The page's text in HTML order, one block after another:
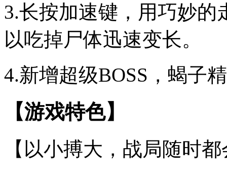
3.长按加速键，用巧妙
以吃掉尸体迅速变长。
4.新增超级BOSS，蝎子
【游戏特色】
【以小搏大，战局随时